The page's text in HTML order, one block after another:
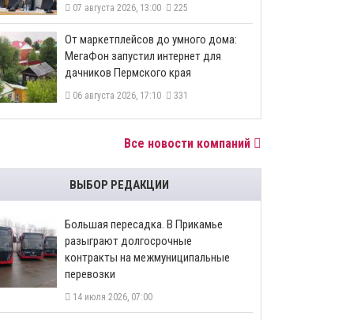
07 августа 2026, 13:00 225
От маркетплейсов до умного дома:
МегаФон запустил интернет для
дачников Пермского края
06 августа 2026, 17:10 331
Все новости компаний
ВЫБОР РЕДАКЦИИ
Большая пересадка. В Прикамье
разыграют долгосрочные
контракты на межмуниципальные
перевозки
14 июля 2026, 07:00